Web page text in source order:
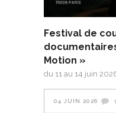
Festival de
Motion »
du 11 au 14 juin
04 JUIN 2026